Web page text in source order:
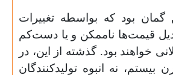
گمان بود که بواسطه تغییرات
قیمت‌ها ناممکن و یا دست‌کم
خواهند بود. گذشته از این، در
بیستم، نه انبوه تولیدکنندگان